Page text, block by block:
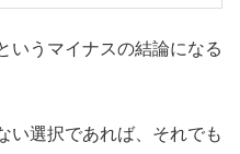
いうマイナスの結論になる
い選択であれば、それでも